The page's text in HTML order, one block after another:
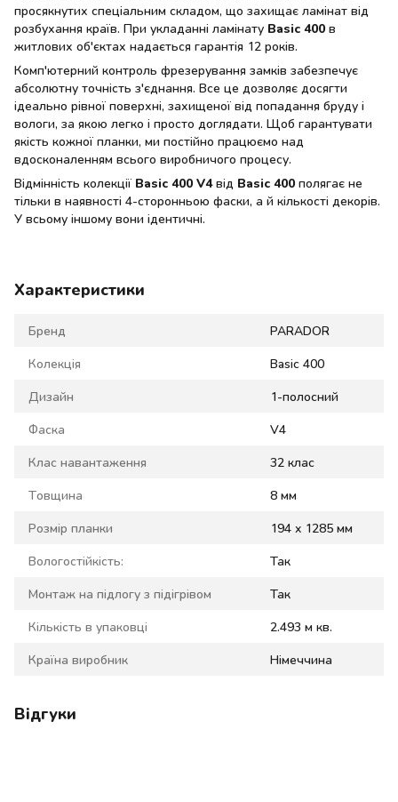
просякнутих спеціальним складом, що захищає ламінат від
розбухання країв. При укладанні ламінату Basic 400 в
житлових об'єктах надається гарантія 12 років.
Комп'ютерний контроль фрезерування замків забезпечує
абсолютну точність з'єднання. Все це дозволяє досягти
ідеально рівної поверхні, захищеної від попадання бруду і
вологи, за якою легко і просто доглядати. Щоб гарантувати
якість кожної планки, ми постійно працюємо над
вдосконаленням всього виробничого процесу.
Відмінність колекції Basic 400 V4від Basic 400 полягає не
тільки в наявності 4-сторонньою фаски, а й кількості декорів.
У всьому іншому вони ідентичні.
Характеристики
Бренд PARADOR
Колекція Basic 400
Дизайн 1-полосний
Фаска V4
Клас навантаження 32 клас
Товщина 8 мм
Розмір планки 194 x 1285 мм
Вологостійкість: Так
Монтаж на підлогу з підігрівом Так
Кількість в упаковці 2.493 м кв.
Країна виробник Німеччина
Відгуки